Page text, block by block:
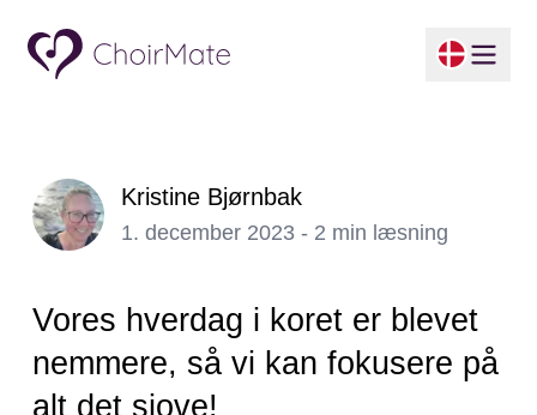
Kristine Bjørnbak
1. december 2023 - 2 min læsning
Vores hverdag i koret er blevet
nemmere, så vi kan fokusere på
alt det sjove!